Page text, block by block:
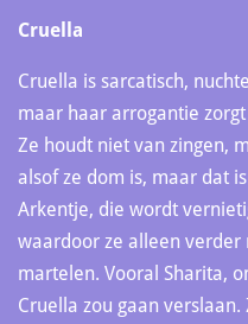
Cruella
Cruella is sarcatisch,
maar haar arrogantie
Ze houdt niet van zingen,
alsof ze dom is, maar dat
Arkentje, die wordt
waardoor ze alleen
martelen. Vooral Sharita,
Cruella zou gaan